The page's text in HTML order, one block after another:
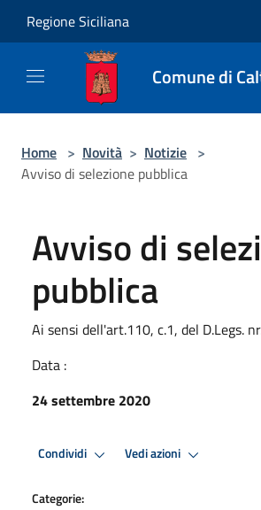
Regione Siciliana
Comune di
Home > Novità > Notizie >
Avviso di selezione pubblica
Avviso di
pubblica
Ai sensi dell'art.110, c.1, del D.Legs.
Data :
24 settembre 2020
Condividi Vedi azioni
Categorie: